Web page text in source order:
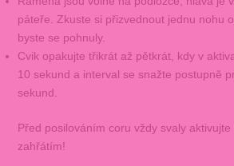
páteře. Zkuste si přizvednout jednu nohu
byste se pohnuly.
Cvik opakujte třikrát až pětkrát, kdy v
10 sekund a interval se snažte postupně
sekund.
Před posilováním coru vždy svaly
zahřátím!